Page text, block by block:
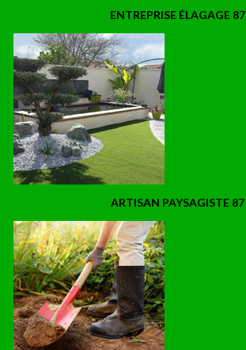
ENTREPRISE ÉLAGAGE 87
ARTISAN PAYSAGISTE 87